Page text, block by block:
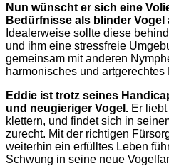
Nun wünscht er sich eine
Bedürfnisse als blinder Vogel
Idealerweise sollte diese
und ihm eine stressfreie
gemeinsam mit anderen
harmonisches und artgerechtes
Eddie ist trotz seines
und neugieriger Vogel. Er
klettern, und findet sich in
zurecht. Mit der richtigen
weiterhin ein erfülltes Leben
Schwung in seine neue